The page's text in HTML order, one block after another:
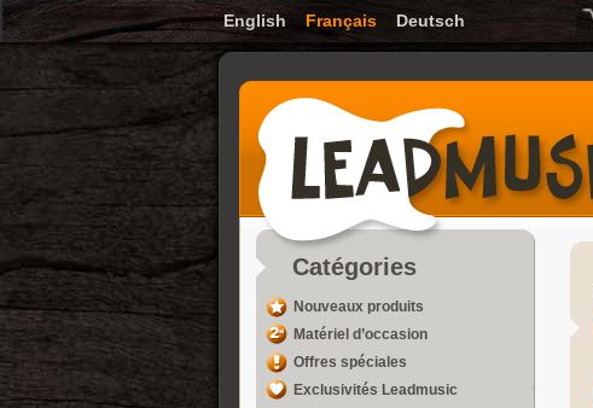
English Français Deutsch
Catégories
Nouveaux produits
Matériel d’occasion
Offres spéciales
Exclusivités Leadmusic